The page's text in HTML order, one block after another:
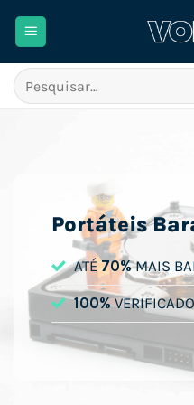
Pesquisar
por:
Portáteis
ATÉ 70%MAIS
100%